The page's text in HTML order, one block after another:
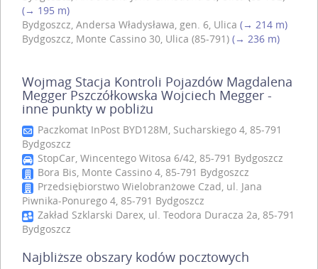
(→ 195 m)
Bydgoszcz, Andersa Władysława, gen. 6, Ulica (→ 214 m)
Bydgoszcz, Monte Cassino 30, Ulica (85-791) (→ 236 m)
Wojmag Stacja Kontroli Pojazdów Magdalena
Megger Pszczółkowska Wojciech Megger -
inne punkty w pobliżu
Paczkomat InPost BYD128M, Sucharskiego 4, 85-791
Bydgoszcz
StopCar, Wincentego Witosa 6/42, 85-791 Bydgoszcz
Bora Bis, Monte Cassino 4, 85-791 Bydgoszcz
Przedsiębiorstwo Wielobranżowe Czad, ul. Jana
Piwnika-Ponurego 4, 85-791 Bydgoszcz
Zakład Szklarski Darex, ul. Teodora Duracza 2a, 85-791
Bydgoszcz
Najbliższe obszary kodów pocztowych